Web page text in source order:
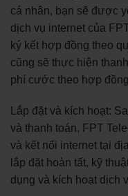
cá nhân, bạn sẽ được
dịch vụ internet của
ký kết hợp đồng theo
cũng sẽ thực hiện
phí cước theo hợp
Lắp đặt và kích hoạt:
và thanh toán, FPT
và kết nối internet tại
lắp đặt hoàn tất, kỹ
dụng và kích hoạt dịch